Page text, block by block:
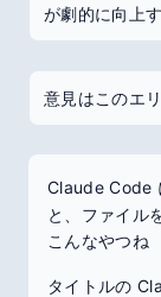
が劇的に向上
意見はこのエ
Claude Code
と、ファイル
こんなやつね
タイトルの